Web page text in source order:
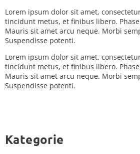
Lorem ipsum dolor sit amet,
tincidunt metus, et finibus libero.
Mauris sit amet arcu neque. Morbi
Suspendisse potenti.
Lorem ipsum dolor sit amet,
tincidunt metus, et finibus libero.
Mauris sit amet arcu neque. Morbi
Suspendisse potenti.
Kategorie